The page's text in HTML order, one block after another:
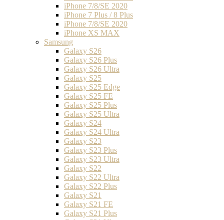
iPhone 7/8/SE 2020
iPhone 7 Plus / 8 Plus
iPhone 7/8/SE 2020
iPhone XS MAX
Samsung
Galaxy S26
Galaxy S26 Plus
Galaxy S26 Ultra
Galaxy S25
Galaxy S25 Edge
Galaxy S25 FE
Galaxy S25 Plus
Galaxy S25 Ultra
Galaxy S24
Galaxy S24 Ultra
Galaxy S23
Galaxy S23 Plus
Galaxy S23 Ultra
Galaxy S22
Galaxy S22 Ultra
Galaxy S22 Plus
Galaxy S21
Galaxy S21 FE
Galaxy S21 Plus